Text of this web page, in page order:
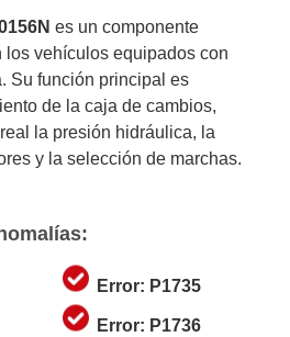
es un componente
vehículos equipados con
Su función principal es
de la caja de cambios,
la presión hidráulica, la
y la selección de marchas.
Error: P1735
Error: P1736